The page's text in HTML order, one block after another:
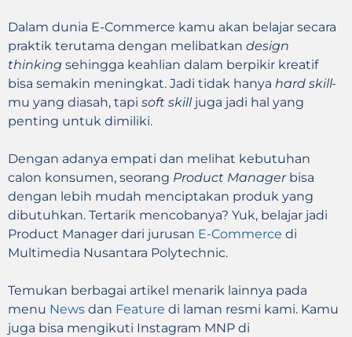
Dalam dunia E-Commerce kamu akan belajar secara
praktik terutama dengan melibatkan design
thinking sehingga keahlian dalam berpikir kreatif
bisa semakin meningkat. Jadi tidak hanya hard skill-
mu yang diasah, tapi soft skill juga jadi hal yang
penting untuk dimiliki.
Dengan adanya empati dan melihat kebutuhan
calon konsumen, seorang Product Manager bisa
dengan lebih mudah menciptakan produk yang
dibutuhkan. Tertarik mencobanya? Yuk, belajar jadi
Product Manager dari jurusan E-Commerce di
Multimedia Nusantara Polytechnic.
Temukan berbagai artikel menarik lainnya pada
menu News dan Feature di laman resmi kami. Kamu
juga bisa mengikuti Instagram MNP di